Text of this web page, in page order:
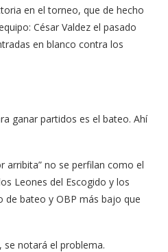
en el torneo, que de hecho
César Valdez el pasado
en blanco contra los
ganar partidos es el bateo. Ahí
arribita” no se perfilan como el
Leones del Escogido y los
de bateo y OBP más bajo que
se notará el problema.